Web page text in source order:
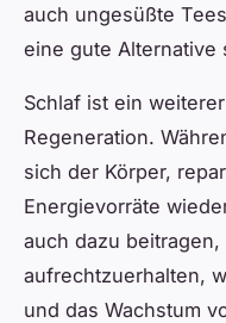
auch ungesüßte
eine gute Alternative
Schlaf ist ein
Regeneration.
sich der Körper,
Energievorräte
auch dazu
aufrechtzuerhalten,
und das Wachstum